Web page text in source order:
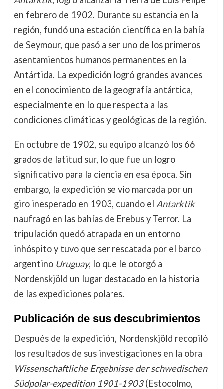
en febrero de 1902. Durante su estancia en la
región, fundó una estación científica en la bahía
de Seymour, que pasó a ser uno de los primeros
asentamientos humanos permanentes en la
Antártida. La expedición logró grandes avances
en el conocimiento de la geografía antártica,
especialmente en lo que respecta a las
condiciones climáticas y geológicas de la región.
En octubre de 1902, su equipo alcanzó los 66
grados de latitud sur, lo que fue un logro
significativo para la ciencia en esa época. Sin
embargo, la expedición se vio marcada por un
giro inesperado en 1903, cuando el Antarktik
naufragó en las bahías de Erebus y Terror. La
tripulación quedó atrapada en un entorno
inhóspito y tuvo que ser rescatada por el barco
argentino Uruguay, lo que le otorgó a
Nordenskjöld un lugar destacado en la historia
de las expediciones polares.
Publicación de sus descubrimientos
Después de la expedición, Nordenskjöld recopiló
los resultados de sus investigaciones en la obra
Wissenschaftliche Ergebnisse der schwedischen
Südpolar-expedition 1901-1903(Estocolmo,